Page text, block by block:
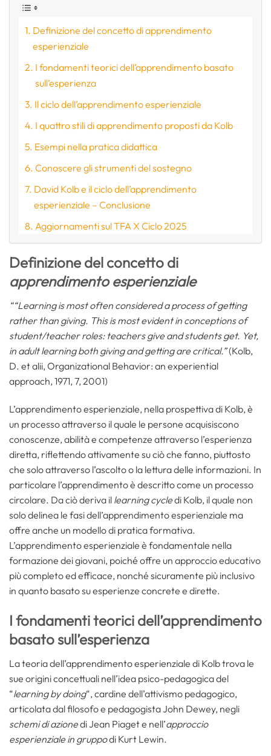
Definizione del concetto di apprendimento
esperienziale
I fondamenti teorici dell’apprendimento basato
sull’esperienza
Il ciclo dell’apprendimento esperienziale
I quattro stili di apprendimento proposti da Kolb
Esempi nella pratica didattica
Conoscere gli strumenti del sostegno
David Kolb e il ciclo dell’apprendimento
esperienziale – Conclusione
Aggiornamenti sul TFA X Ciclo 2025
Definizione del concetto di
apprendimento esperienziale
““Learning is most often considered a process of getting
rather than giving. This is most evident in conceptions of
student/teacher roles: teachers give and students get. Yet,
in adult learning both giving and getting are critical.”(Kolb,
D. et alii, Organizational Behavior: an experiential
approach, 1971, 7, 2001)
L’apprendimento esperienziale, nella prospettiva di Kolb, è
un processo attraverso il quale le persone acquisiscono
conoscenze, abilità e competenze attraverso l’esperienza
diretta, riflettendo attivamente su ciò che fanno, piuttosto
che solo attraverso l’ascolto o la lettura delle informazioni. In
particolare l’apprendimento è descritto come un processo
circolare. Da ciò deriva il learning cycledi Kolb, il quale non
solo delinea le fasi dell’apprendimento esperienziale ma
offre anche un modello di pratica formativa.
L’apprendimento esperienziale è fondamentale nella
formazione dei giovani, poiché offre un approccio educativo
più completo ed efficace, nonché sicuramente più inclusivo
in quanto basato su esperienze concrete e dirette.
I fondamenti teorici dell’apprendimento
basato sull’esperienza
La teoria dell’apprendimento esperienziale di Kolb trova le
sue origini concettuali nell’idea psico-pedagogica del
“learning by doing“, cardine dell’attivismo pedagogico,
articolata dal filosofo e pedagogista John Dewey, negli
schemi di azionedi Jean Piaget e nell’approccio
esperienziale in gruppodi Kurt Lewin.